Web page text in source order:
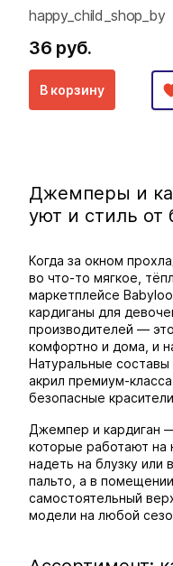
happy_child_shop_by
36 руб.
В корзину
Джемперы и
уют и стиль от
Когда за окном
во что-то мягкое,
маркетплейсе
кардиганы для
производителей —
комфортно и дома, и
Натуральные
акрил премиум-
безопасные
Джемпер и кардиган
которые работают на
надеть на блузку или
пальто, а в
самостоятельный
модели на любой